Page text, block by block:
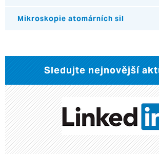
Mikroskopie atomárních sil
Sledujte nejnovější